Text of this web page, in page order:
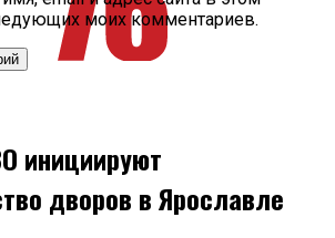
моих комментариев.
инициируют
дворов в Ярославле